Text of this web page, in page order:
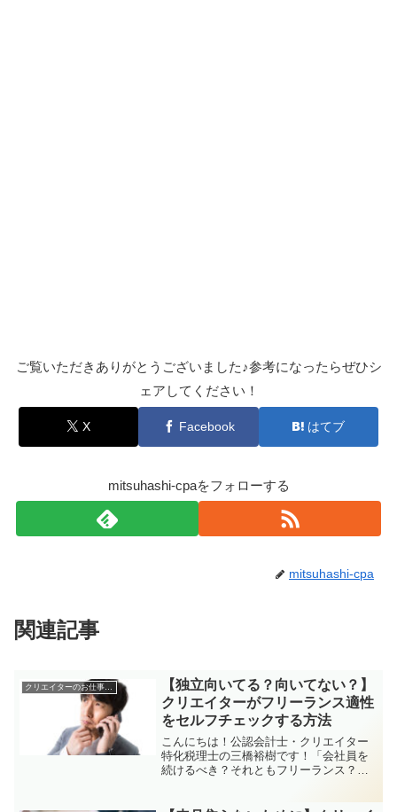
ご覧いただきありがとうございました♪参考になったらぜひシ
ェアしてください！
X Facebook はてブ
mitsuhashi-cpaをフォローする
mitsuhashi-cpa
関連記事
【独立向いてる？向いてない？】
クリエイターがフリーランス適性
をセルフチェックする方法
こんにちは！公認会計士・クリエイター
特化税理士の三橋裕樹です！「会社員を
続けるべき？それともフリーランス？」